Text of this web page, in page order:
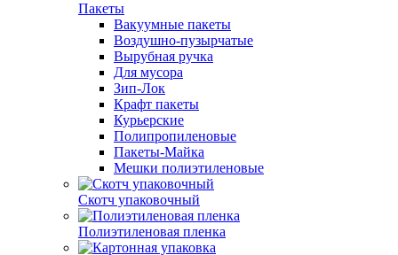
Пакеты
Вакуумные пакеты
Воздушно-пузырчатые
Вырубная ручка
Для мусора
Зип-Лок
Крафт пакеты
Курьерские
Полипропиленовые
Пакеты-Майка
Мешки полиэтиленовые
Скотч упаковочный
Полиэтиленовая пленка